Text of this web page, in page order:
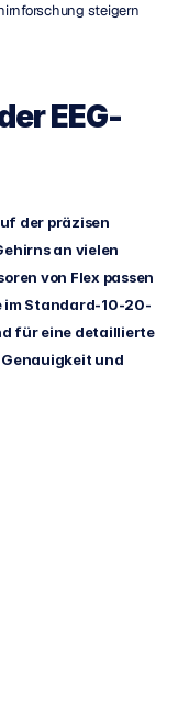
steigern
EEG-
der präzisen
an vielen
von Flex passen
im Standard-10-20-
für eine detaillierte
und